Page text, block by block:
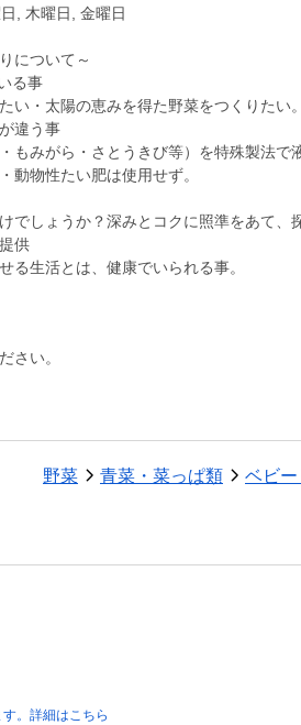
, 木曜日, 金曜日
について～
る事
い・太陽の恵みを得た野菜をつくりたい。
違う事
もみがら・さとうきび等）を特殊製法で
動物性たい肥は使用せず。
でしょうか？深みとコクに照準をあて、
供
らせる生活とは、健康でいられる
さい。
野菜 青菜・菜っぱ類 ベビ
。詳細はこちら